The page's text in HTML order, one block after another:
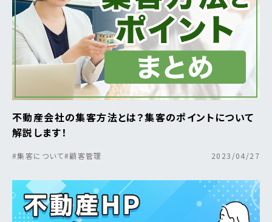
不動産会社の集客方法とは？集客のポイントについて
解説します！
#集客について#顧客管理 2023/04/27